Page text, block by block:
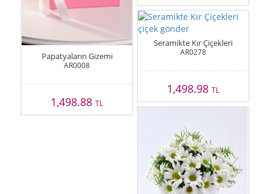
Papatyaların Gizemi
AR0008
1,498.88TL
Seramikte Kır Çiçekleri
AR0278
1,498.98 TL